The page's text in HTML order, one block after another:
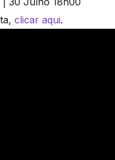
clicar aqui.